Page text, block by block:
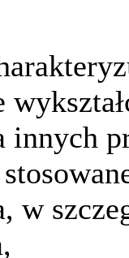
innych
w